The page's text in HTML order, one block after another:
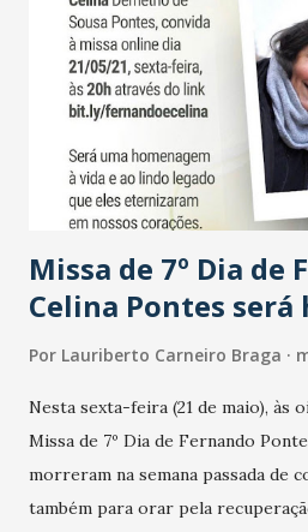
Missa de 7º Dia de
Celina Pontes será
Por Lauriberto Carneiro Braga
Nesta sexta-feira (21 de maio), às
Missa de 7º Dia de Fernando
morreram na semana passada de
também para orar pela